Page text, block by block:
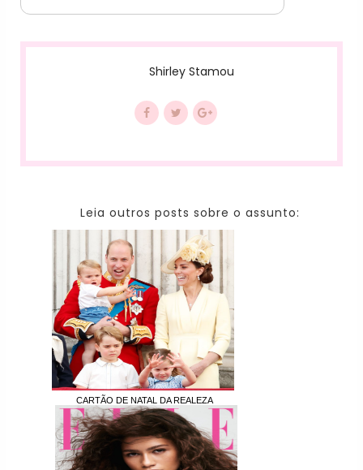
Shirley Stamou
Leia outros posts sobre o assunto:
CARTÃO DE NATAL DA REALEZA